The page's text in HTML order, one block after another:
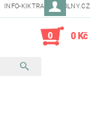
INFO-KIKTRADE@VOLNY.CZ
0 0 Kč